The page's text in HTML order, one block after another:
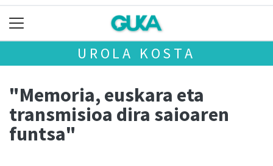
UROLA KOSTA
"Memoria, euskara eta
transmisioa dira saioaren
funtsa"